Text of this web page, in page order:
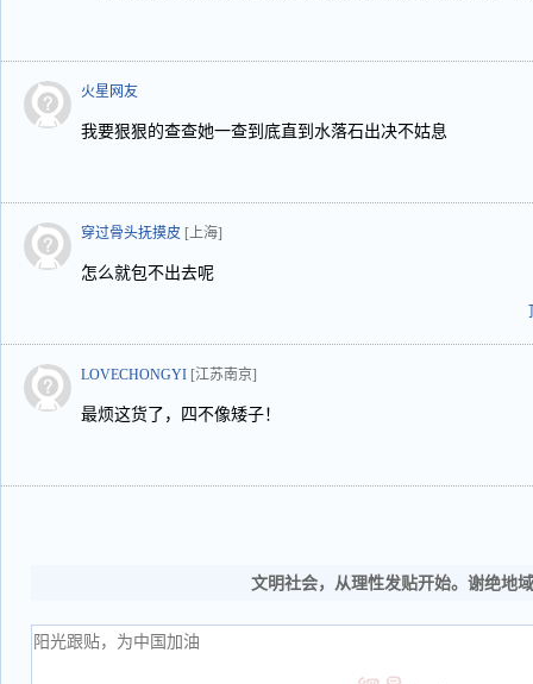
火星网友
我要狠狠的查查她一查到底直到水落石出决不姑息
穿过骨头抚摸皮 [上海]
怎么就包不出去呢
LOVECHONGYI [江苏南京]
最烦这货了，四不像矮子！
文明社会，从理性发贴开始。谢绝地